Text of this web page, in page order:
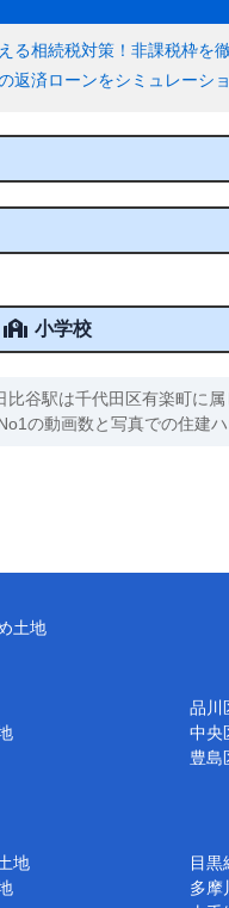
る相続税対策！非課税枠を
返済ローンをシミュレーシ
小学校
谷駅は千代田区有楽町に
の動画数と写真での住建ハ
土地
品川
中央
豊島
地 目黒
多摩